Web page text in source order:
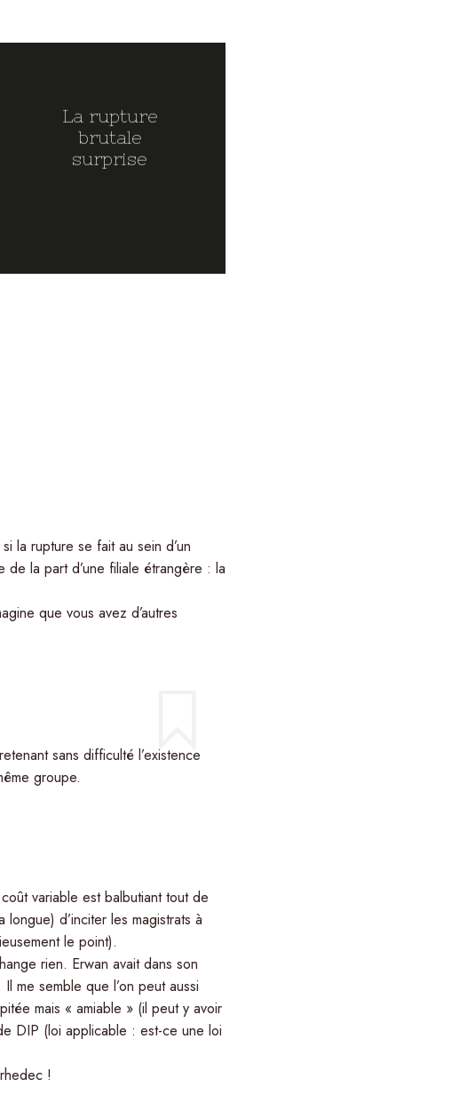
La rupture
brutale
surprise
la rupture se fait au sein d’un
de la part d’une filiale étrangère : la
que vous avez d’autres
sans difficulté l’existence
groupe.
variable est balbutiant tout de
d’inciter les magistrats à
le point).
rien. Erwan avait dans son
me semble que l’on peut aussi
mais « amiable » (il peut y avoir
DIP (loi applicable : est-ce une loi
!